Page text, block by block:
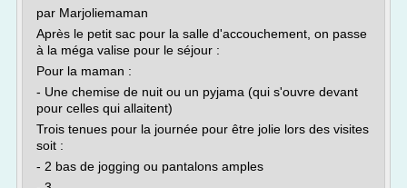
par Marjoliemaman
Après le petit sac pour la salle d'accouchement, on passe
à la méga valise pour le séjour :
Pour la maman :
- Une chemise de nuit ou un pyjama (qui s'ouvre devant
pour celles qui allaitent)
Trois tenues pour la journée pour être jolie lors des visites
soit :
- 2 bas de jogging ou pantalons amples